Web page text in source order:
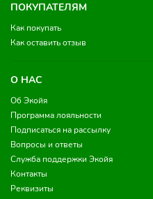
ПОКУПАТЕЛЯМ
Как покупать
Как оставить отзыв
О НАС
Об Экойя
Программа лояльности
Подписаться на рассылку
Вопросы и ответы
Служба поддержки Экойя
Контакты
Реквизиты